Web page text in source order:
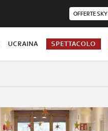
OFFERTE SKY
UCRAINA SPETTACOLO